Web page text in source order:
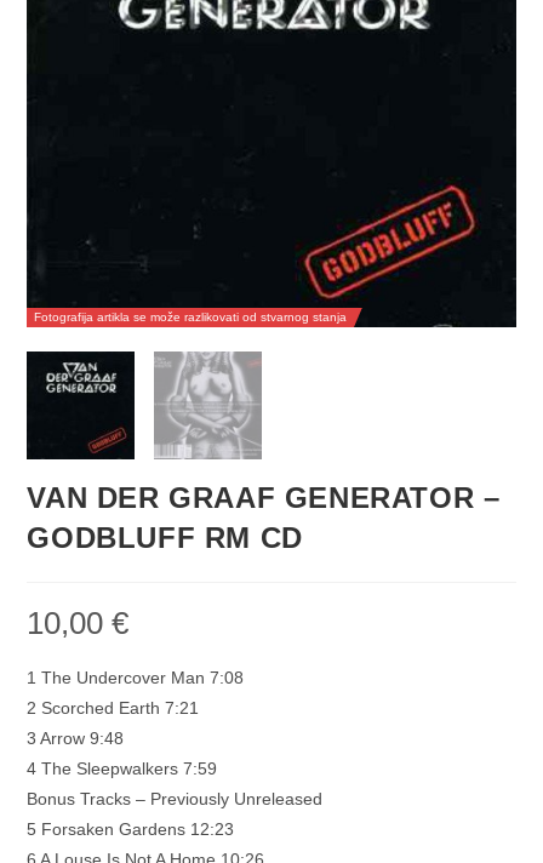
Fotografija artikla se može razlikovati od stvarnog stanja
VAN DER GRAAF GENERATOR –
GODBLUFF RM CD
10,00€
1 The Undercover Man 7:08
2 Scorched Earth 7:21
3 Arrow 9:48
4 The Sleepwalkers 7:59
Bonus Tracks – Previously Unreleased
5 Forsaken Gardens 12:23
6 A Louse Is Not A Home 10:26